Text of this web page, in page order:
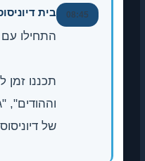
08:45 בית דיוניסוס (45 דקות)
התחילו עם
תכננו זמן
וההודים",
של דיוניסוס".